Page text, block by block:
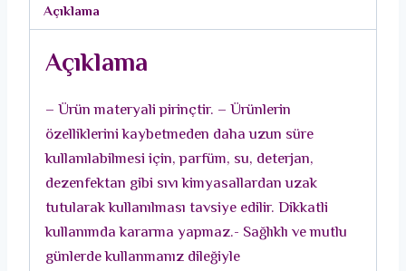
adet
Açıklama
Açıklama
– Ürün materyali pirinçtir. – Ürünlerin
özelliklerini kaybetmeden daha uzun süre
kullanılabilmesi için, parfüm, su, deterjan,
dezenfektan gibi sıvı kimyasallardan uzak
tutularak kullanılması tavsiye edilir. Dikkatli
kullanımda kararma yapmaz.- Sağlıklı ve mutlu
günlerde kullanmanız dileğiyle